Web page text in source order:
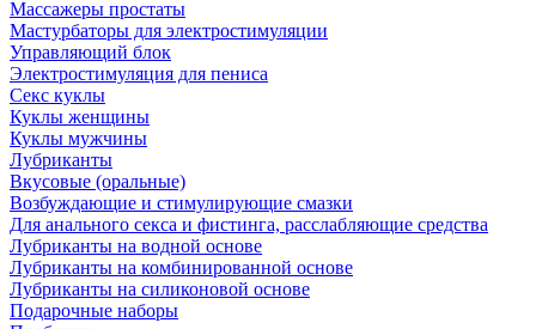
Массажеры простаты
Мастурбаторы для электростимуляции
Управляющий блок
Электростимуляция для пениса
Секс куклы
Куклы женщины
Куклы мужчины
Лубриканты
Вкусовые (оральные)
Возбуждающие и стимулирующие смазки
Для анального секса и фистинга, расслабляющие средства
Лубриканты на водной основе
Лубриканты на комбинированной основе
Лубриканты на силиконовой основе
Подарочные наборы